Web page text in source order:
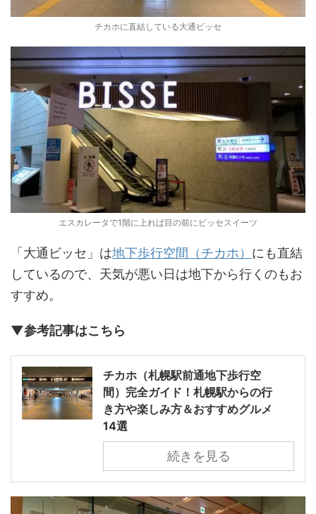
チカホに直結している大通ビッセ
エスカレータで1階に上れば目の前にビッセスイーツ
「大通ビッセ」は地下歩行空間（チカホ） にも直結
しているので、天気が悪い日は地下から行くのもお
すすめ。
▼参考記事はこちら
チカホ（札幌駅前通地下歩行空
間）完全ガイド！札幌駅からの行
き方や楽しみ方＆おすすめグルメ
14選
続きを見る